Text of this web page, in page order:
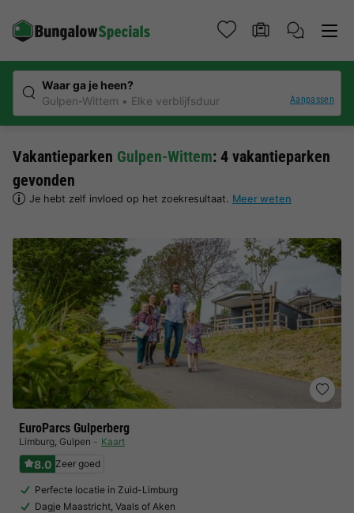
Waar ga je heen?
Gulpen-Wittem
Elke verblijfsduur Aanpassen
Vakantieparken Gulpen-Wittem: 4 vakantieparken
gevonden
Je hebt zelf invloed op het zoekresultaat. Meer weten
EuroParcs Gulperberg
Limburg, Gulpen Kaart
8.0 Zeer goed
Perfecte locatie in Zuid-Limburg
Dagje Maastricht, Vaals of Aken